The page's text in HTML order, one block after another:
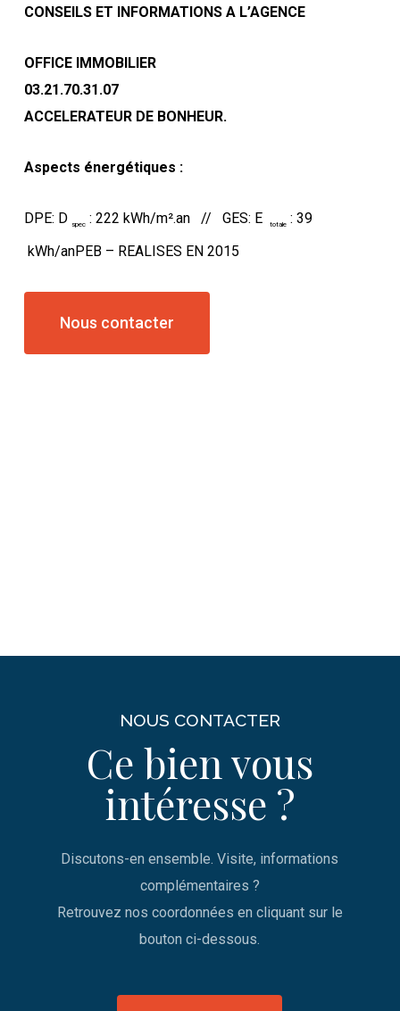
CONSEILS ET INFORMATIONS A L’AGENCE
OFFICE IMMOBILIER
03.21.70.31.07
ACCELERATEUR DE BONHEUR.
Aspects énergétiques :
DPE: D spec : 222 kWh/m².an // GES: E totale : 39
kWh/anPEB – REALISES EN 2015
Nous contacter
NOUS CONTACTER
Ce bien vous
intéresse ?
Discutons-en ensemble. Visite, informations
complémentaires ?
Retrouvez nos coordonnées en cliquant sur le
bouton ci-dessous.